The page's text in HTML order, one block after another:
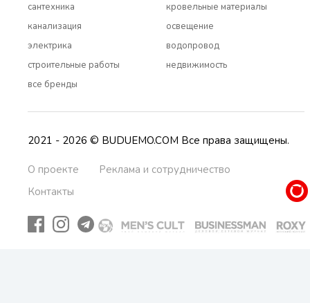
сантехника
канализация
электрика
строительные работы
все бренды
кровельные материалы
освещение
водопровод
недвижимость
2021 - 2026 © BUDUEMO.COM Все права защищены.
О проекте
Реклама и сотрудничество
Контакты